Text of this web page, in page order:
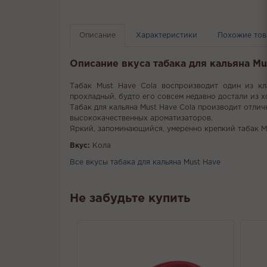
Описание Характеристики Похожие
Описание вкуса табака для кальяна
Табак Must Have Cola воспроизводит один из
прохладный, будто его совсем недавно достали из
Табак для кальяна Must Have Cola производит
высококачественных ароматизаторов.
Яркий, запоминающийся, умеренно крепкий табак
Вкус: Кола
Все вкусы табака для кальяна Must Have
Не забудьте купить